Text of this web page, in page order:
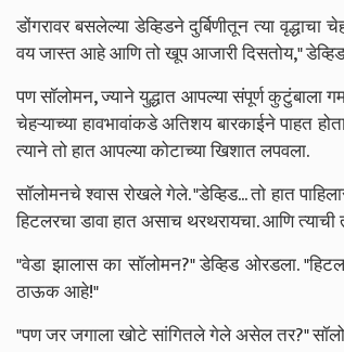
डोंगरावर बसलेल्या डेव्हिडने दुर्बिणीतून त्या
वय जास्त आहे आणि तो खूप आजारी दिसतोय," डेव्हिड
पण सॉलोमन, ज्याने युद्धात आपल्या संपूर्ण कुटुंबाला
चेहऱ्याच्या हावभावांकडे अतिशय बारकाईने पाहत
त्याने तो हात आपल्या कोटाच्या खिशात लपवला.
सॉलोमनचे श्वास रोखले गेले. "डेव्हिड... तो हात
हिटलरचा डावा हात असाच थरथरायचा. आणि त्याची
"वेडा झालास का सॉलोमन?" डेव्हिड ओरडला.
ठाऊक आहे!"
"पण जर जगाला खोटे सांगितले गेले असेल तर?"